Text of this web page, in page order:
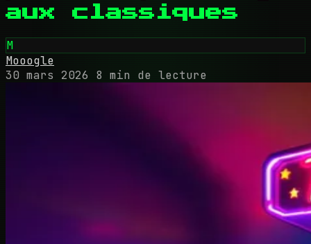
aux classiques
M
Mooogle
30 mars 2026
8 min de lecture